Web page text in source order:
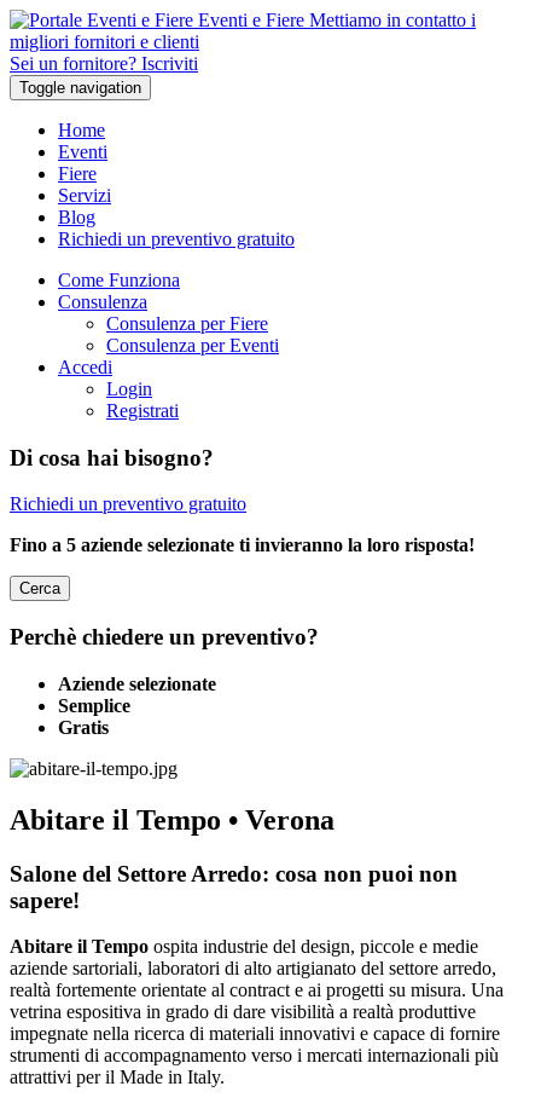
Eventi e Fiere Mettiamo in contatto i
migliori fornitori e clienti
Sei un fornitore? Iscriviti
Toggle navigation
Home
Eventi
Fiere
Servizi
Blog
Richiedi un preventivo gratuito
Come Funziona
Consulenza
Consulenza per Fiere
Consulenza per Eventi
Accedi
Login
Registrati
Di cosa hai bisogno?
Richiedi un preventivo gratuito
Fino a 5 aziende selezionate ti invieranno la loro risposta!
Cerca
Perchè chiedere un preventivo?
Aziende selezionate
Semplice
Gratis
Abitare il Tempo • Verona
Salone del Settore Arredo: cosa non puoi non
sapere!
Abitare il Tempo ospita industrie del design, piccole e medie
aziende sartoriali, laboratori di alto artigianato del settore arredo,
realtà fortemente orientate al contract e ai progetti su misura. Una
vetrina espositiva in grado di dare visibilità a realtà produttive
impegnate nella ricerca di materiali innovativi e capace di fornire
strumenti di accompagnamento verso i mercati internazionali più
attrattivi per il Made in Italy.